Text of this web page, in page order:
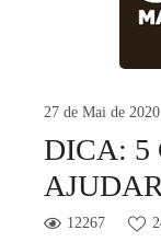
27 de Mai de 2020
DICA: 5 CHECKLISTS PARA
12267